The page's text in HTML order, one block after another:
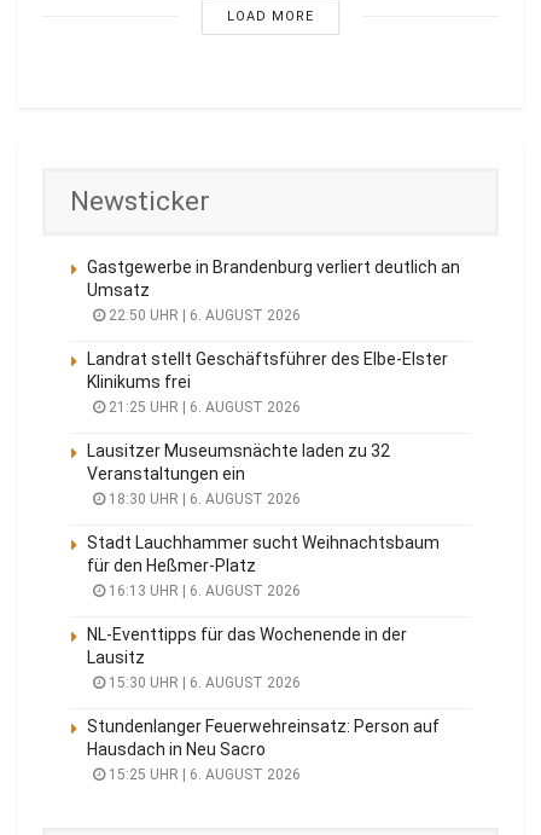
LOAD MORE
Newsticker
Gastgewerbe in Brandenburg verliert deutlich an
Umsatz
22:50 UHR | 6. AUGUST 2026
Landrat stellt Geschäftsführer des Elbe-Elster
Klinikums frei
21:25 UHR | 6. AUGUST 2026
Lausitzer Museumsnächte laden zu 32
Veranstaltungen ein
18:30 UHR | 6. AUGUST 2026
Stadt Lauchhammer sucht Weihnachtsbaum
für den Heßmer-Platz
16:13 UHR | 6. AUGUST 2026
NL-Eventtipps für das Wochenende in der
Lausitz
15:30 UHR | 6. AUGUST 2026
Stundenlanger Feuerwehreinsatz: Person auf
Hausdach in Neu Sacro
15:25 UHR | 6. AUGUST 2026